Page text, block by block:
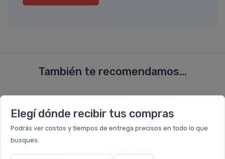
Elegí dónde recibir tus compras
Podrás ver costos y tiempos de entrega precisos en todo lo que
busques.
También te recomendamos...